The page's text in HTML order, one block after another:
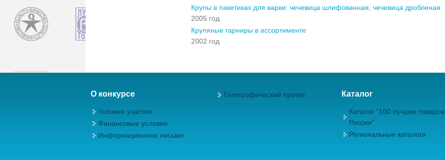
Крупы в пакетиках для варки: чечевица шлифованная, чечевица дробленая
2005 год
Крупяные гарниры в ассортименте
2002 год
О конкурсе
Условия участия
Финансовые условия
Информационное письмо
Голографический проект Каталог
Каталог "100 лучших товаров
России"
Региональные каталоги